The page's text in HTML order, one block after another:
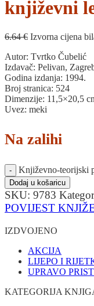
književni
6.64€ Izvorna cijena
Autor: Tvrtko Čubelić
Izdavač: Pelivan,
Godina izdanja: 1994.
Broj stranica: 524
Dimenzije: 11,5×20,5
Uvez: meki
Na zalihi
Književno-teorijski
Dodaj u košaricu
SKU: 9783
POVIJEST
IZDVOJENO
AKCIJA
LIJEPO I
UPRAVO
KATEGORIJA